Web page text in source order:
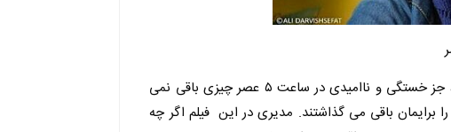
قرار گرفتن در بستر این حوادث، از نشاط جوانی که صبح خود را با موزیک آغاز کرده بود، جز خستگی و ناامیدی در ساعت ۵ عصر چیزی باقی نمی
برایمان باقی می گذاشتند. مدیری در این فیلم اگر چه